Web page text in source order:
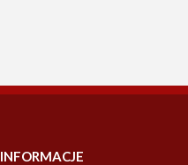
INFORMACJE